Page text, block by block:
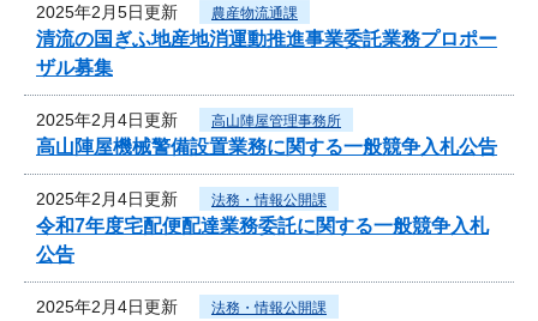
2025年2月5日更新 農産物流通課
清流の国ぎふ地産地消運動推進事業委託業務プロポー
ザル募集
2025年2月4日更新 高山陣屋管理事務所
高山陣屋機械警備設置業務に関する一般競争入札公告
2025年2月4日更新 法務・情報公開課
令和7年度宅配便配達業務委託に関する一般競争入札
公告
2025年2月4日更新 法務・情報公開課